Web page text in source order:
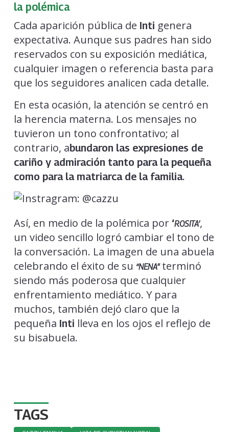
la polémica
Cada aparición pública de Inti genera
expectativa. Aunque sus padres han sido
reservados con su exposición mediática,
cualquier imagen o referencia basta para
que los seguidores analicen cada detalle.
En esta ocasión, la atención se centró en
la herencia materna. Los mensajes no
tuvieron un tono confrontativo; al
contrario, abundaron las expresiones de
cariño y admiración tanto para la pequeña
como para la matriarca de la familia.
Así, en medio de la polémica por ‘ROSITA’,
un video sencillo logró cambiar el tono de
la conversación. La imagen de una abuela
celebrando el éxito de su “NENA”terminó
siendo más poderosa que cualquier
enfrentamiento mediático. Y para
muchos, también dejó claro que la
pequeña Inti lleva en los ojos el reflejo de
su bisabuela.
TAGS